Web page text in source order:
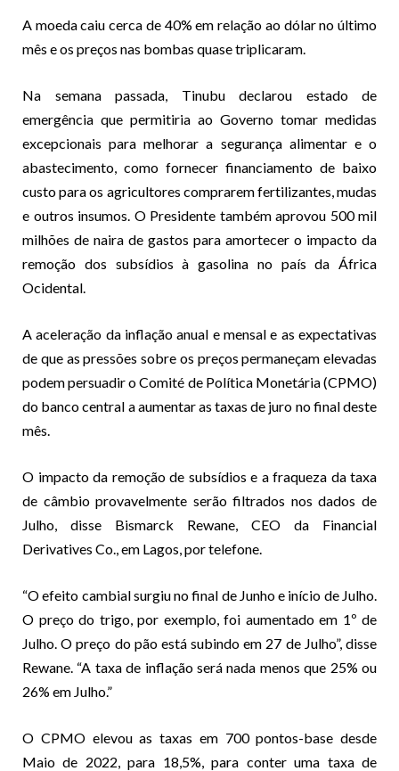
A moeda caiu cerca de 40% em relação ao dólar no último
mês e os preços nas bombas quase triplicaram.
Na semana passada, Tinubu declarou estado de
emergência que permitiria ao Governo tomar medidas
excepcionais para melhorar a segurança alimentar e o
abastecimento, como fornecer financiamento de baixo
custo para os agricultores comprarem fertilizantes, mudas
e outros insumos. O Presidente também aprovou 500 mil
milhões de naira de gastos para amortecer o impacto da
remoção dos subsídios à gasolina no país da África
Ocidental.
A aceleração da inflação anual e mensal e as expectativas
de que as pressões sobre os preços permaneçam elevadas
podem persuadir o Comité de Política Monetária (CPMO)
do banco central a aumentar as taxas de juro no final deste
mês.
O impacto da remoção de subsídios e a fraqueza da taxa
de câmbio provavelmente serão filtrados nos dados de
Julho, disse Bismarck Rewane, CEO da Financial
Derivatives Co., em Lagos, por telefone.
“O efeito cambial surgiu no final de Junho e início de Julho.
O preço do trigo, por exemplo, foi aumentado em 1º de
Julho. O preço do pão está subindo em 27 de Julho”, disse
Rewane. “A taxa de inflação será nada menos que 25% ou
26% em Julho.”
O CPMO elevou as taxas em 700 pontos-base desde
Maio de 2022, para 18,5%, para conter uma taxa de